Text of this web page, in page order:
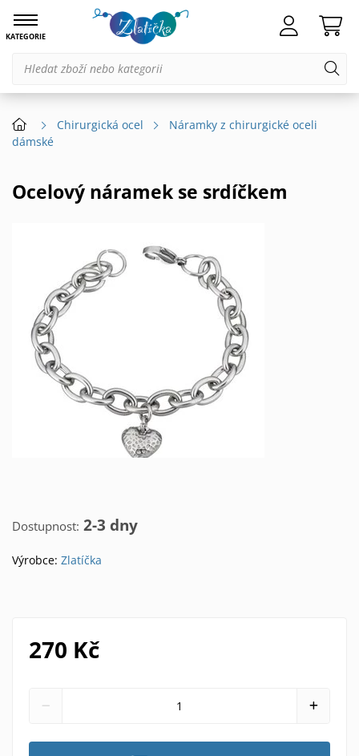
KATEGORIE
Chirurgická ocel
Náramky z chirurgické oceli
dámské
Ocelový náramek se srdíčkem
Dostupnost: 2-3 dny
Výrobce: Zlatíčka
270 Kč